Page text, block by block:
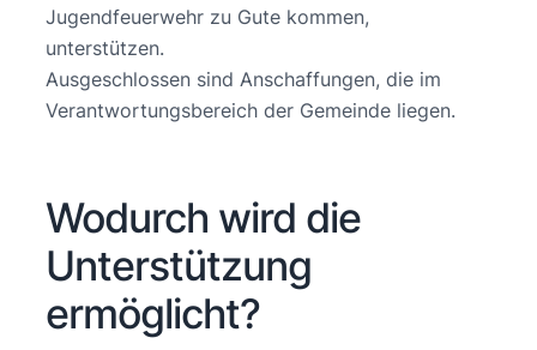
Jugendfeuerwehr zu Gute kommen,
unterstützen.
Ausgeschlossen sind Anschaffungen, die im
Verantwortungsbereich der Gemeinde liegen.
Wodurch wird die
Unterstützung
ermöglicht?